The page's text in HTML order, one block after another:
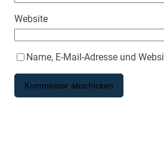
Website
Name, E-Mail-Adresse und